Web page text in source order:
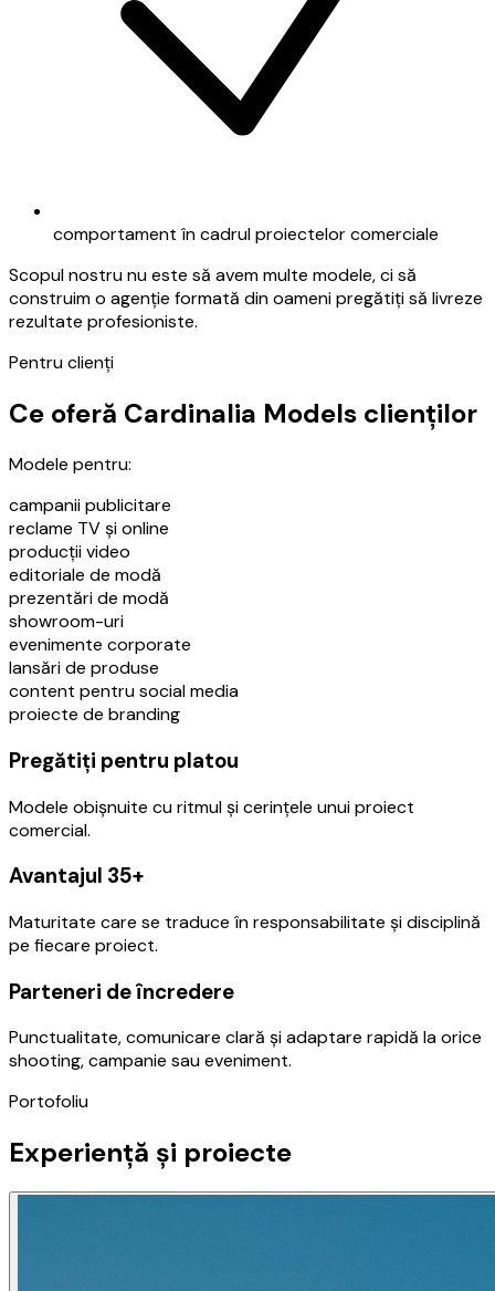
comportament în cadrul proiectelor comerciale
Scopul nostru nu este să avem multe modele, ci să
construim o agenție formată din oameni pregătiți să livreze
rezultate profesioniste.
Pentru clienți
Ce oferă Cardinalia Models clienților
Modele pentru:
campanii publicitare
reclame TV și online
producții video
editoriale de modă
prezentări de modă
showroom-uri
evenimente corporate
lansări de produse
content pentru social media
proiecte de branding
Pregătiți pentru platou
Modele obișnuite cu ritmul și cerințele unui proiect
comercial.
Avantajul 35+
Maturitate care se traduce în responsabilitate și disciplină
pe fiecare proiect.
Parteneri de încredere
Punctualitate, comunicare clară și adaptare rapidă la orice
shooting, campanie sau eveniment.
Portofoliu
Experiență și proiecte